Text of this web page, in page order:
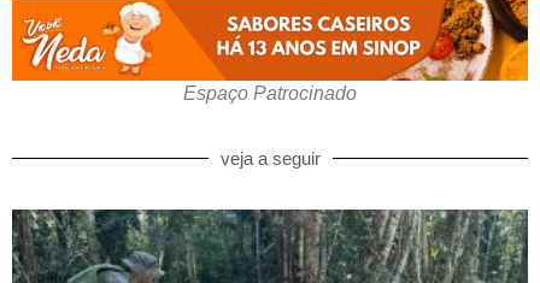
Espaço Patrocinado
veja a seguir